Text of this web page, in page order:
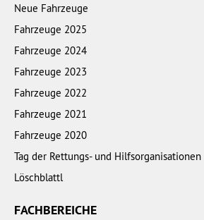
Neue Fahrzeuge
Fahrzeuge 2025
Fahrzeuge 2024
Fahrzeuge 2023
Fahrzeuge 2022
Fahrzeuge 2021
Fahrzeuge 2020
Tag der Rettungs- und Hilfsorganisationen
Löschblattl
FACHBEREICHE